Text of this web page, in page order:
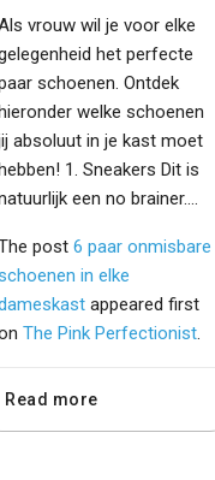
vrouw wil je voor elke
het perfecte
schoenen. Ontdek
welke schoenen
absoluut in je kast moet
1. Sneakers Dit is
een no brainer.…
post6 paar onmisbare
in elke
appeared first
The Pink Perfectionist
Read more